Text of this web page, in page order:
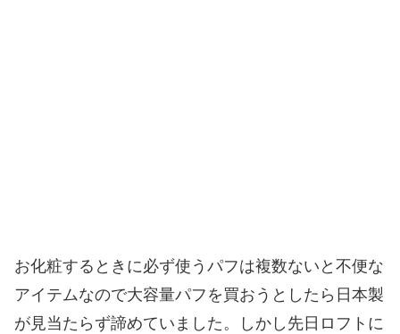
お化粧するときに必ず使うパフは複数ないと不便な
アイテムなので大容量パフを買おうとしたら日本製
が見当たらず諦めていました。しかし先日ロフトに